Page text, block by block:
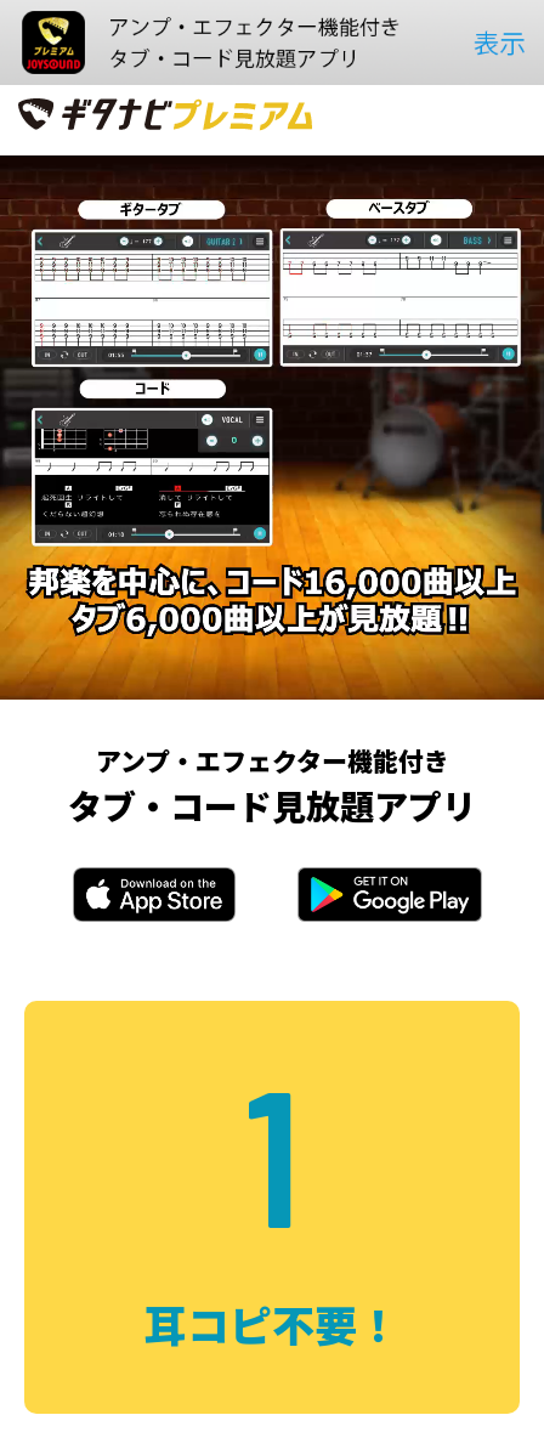
アンプ・エフェクター機能付き
タブ・コード見放題アプリ
1
耳コピ不要！